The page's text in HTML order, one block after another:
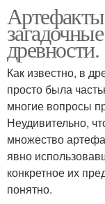
древности.
Как известно, в
просто была
многие вопросы
Неудивительно,
множество
явно
конкретное их
понятно.